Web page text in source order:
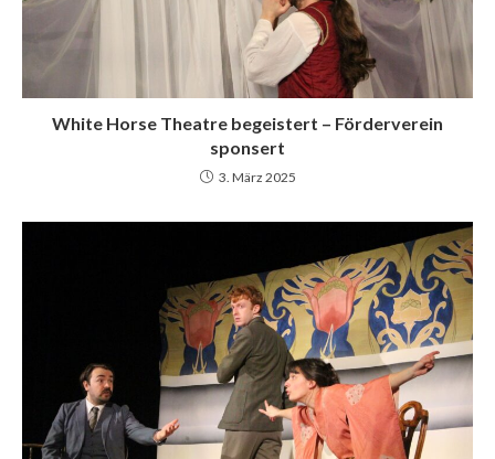
White Horse Theatre begeistert – Förderverein
sponsert
3. März 2025